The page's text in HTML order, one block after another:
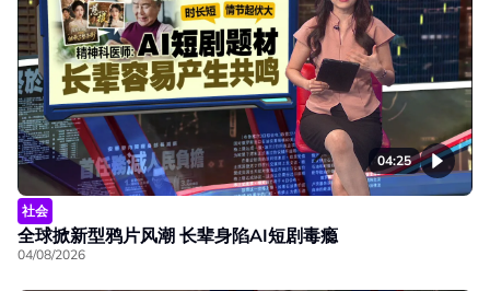
04:25
社会
全球掀新型鸦片风潮 长辈身陷AI短剧毒瘾
04/08/2026